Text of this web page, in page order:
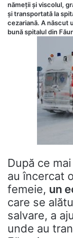
nămeții și viscolul,
și transportată la
cezariană. A născut
bună spitalul din
După ce
au încercat
femeie, un
care se
salvare, a
unde au